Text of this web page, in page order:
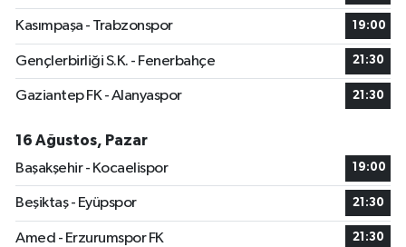
Kasımpaşa - Trabzonspor 19:00
Gençlerbirliği S.K. - Fenerbahçe 21:30
Gaziantep FK - Alanyaspor 21:30
16 Ağustos, Pazar
Başakşehir - Kocaelispor
19:00
Beşiktaş - Eyüpspor 21:30
Amed - Erzurumspor FK 21:30